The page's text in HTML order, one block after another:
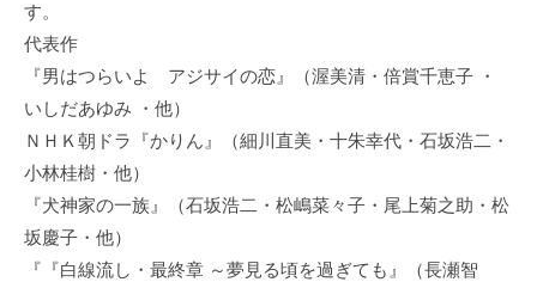
す。
代表作
『男はつらいよ アジサイの恋』（渥美清・倍賞千恵子 ・
いしだあゆみ ・他）
ＮＨＫ朝ドラ『かりん』（細川直美・十朱幸代・石坂浩二・
小林桂樹・他）
『犬神家の一族』（石坂浩二・松嶋菜々子・尾上菊之助・松
坂慶子・他）
『『白線流し・最終章 ～夢見る頃を過ぎても』（長瀬智